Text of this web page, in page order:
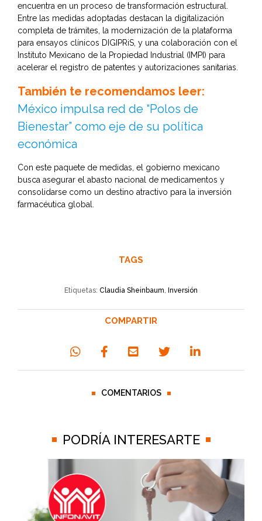
encuentra en un proceso de transformación estructural.
Entre las medidas adoptadas destacan la digitalización
completa de trámites, la modernización de la plataforma
para ensayos clínicos DIGIPRiS, y una colaboración con el
Instituto Mexicano de la Propiedad Industrial (IMPI) para
acelerar el registro de patentes y autorizaciones sanitarias.
También te recomendamos leer:
México impulsa red de “Polos de
Bienestar” como eje de su política
económica
Con este paquete de medidas, el gobierno mexicano
busca asegurar el abasto nacional de medicamentos y
consolidarse como un destino atractivo para la inversión
farmacéutica global.
TAGS
Etiquetas: Claudia Sheinbaum, Inversión
COMPARTIR
COMENTARIOS
PODRÍA INTERESARTE